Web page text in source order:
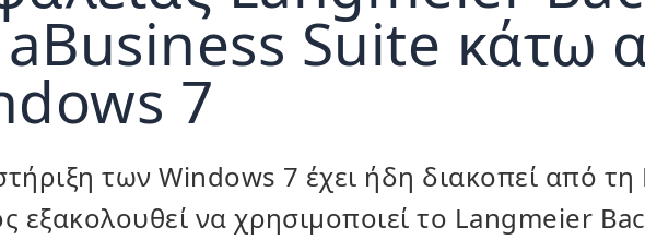
Suite κάτω
7
των Windows 7 έχει ήδη διακοπεί από
εξακολουθεί να χρησιμοποιεί το Langmeier